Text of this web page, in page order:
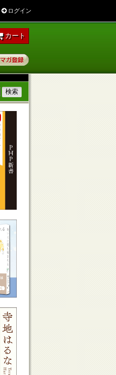
ログイン
カート